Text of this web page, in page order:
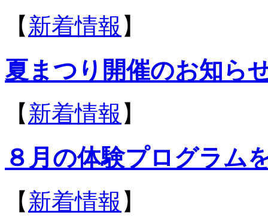
【 新着情報 】
夏まつり開催のお知ら
【 新着情報 】
８月の体験プログラム
【 新着情報 】